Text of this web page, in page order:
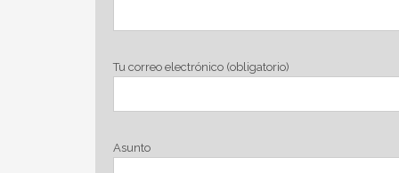
Tu correo electrónico (obligatorio)
Asunto